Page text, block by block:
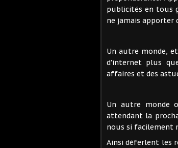
publicités en tous
ne jamais apporter
Un autre monde,
d'internet plus
affaires et des
Un autre monde
attendant la
nous si facilement
Ainsi déferlent les